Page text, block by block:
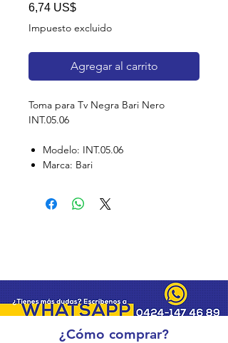
6,74 US$Precio
Impuesto excluido
Agregar al carrito
Toma para Tv Negra Bari Nero
INT.05.06
Modelo: INT.05.06
Marca: Bari
¿Cómo comprar?